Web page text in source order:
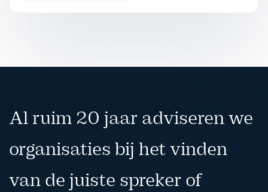
Al ruim 20 jaar adviseren we
organisaties bij het vinden
van de juiste spreker of